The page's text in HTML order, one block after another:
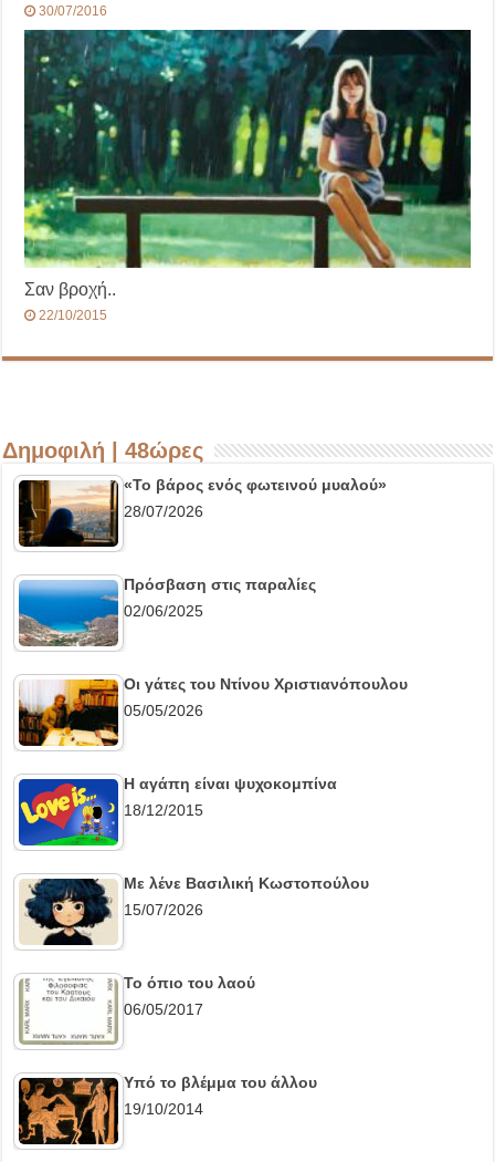
30/07/2016
Σαν βροχή..
22/10/2015
Δημοφιλή | 48ώρες
«Το βάρος ενός φωτεινού μυαλού»
28/07/2026
Πρόσβαση στις παραλίες
02/06/2025
Οι γάτες του Ντίνου Χριστιανόπουλου
05/05/2026
Η αγάπη είναι ψυχοκομπίνα
18/12/2015
Με λένε Βασιλική Κωστοπούλου
15/07/2026
Το όπιο του λαού
06/05/2017
Υπό το βλέμμα του άλλου
19/10/2014